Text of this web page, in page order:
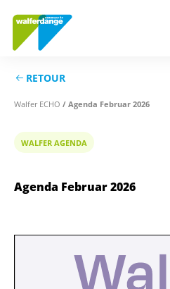
RETOUR
Walfer ECHO / Agenda Februar 2026
WALFER AGENDA
Agenda Februar 2026